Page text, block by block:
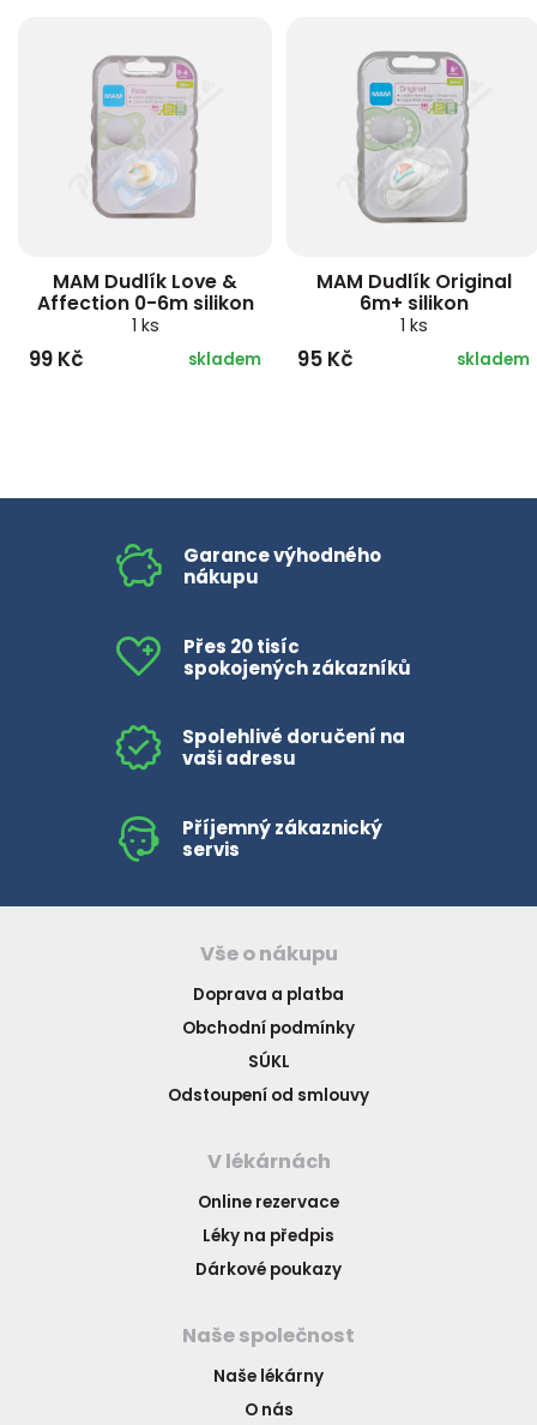
MAM Dudlík Love &
Affection 0-6m silikon
1 ks
99 Kč skladem
MAM Dudlík Original
6m+ silikon
1 ks
95 Kč skladem
Garance výhodného
nákupu
Přes 20 tisíc
spokojených zákazníků
Spolehlivé doručení na
vaši adresu
Příjemný zákaznický
servis
Vše o nákupu
Doprava a platba
Obchodní podmínky
SÚKL
Odstoupení od smlouvy
V lékárnách
Online rezervace
Léky na předpis
Dárkové poukazy
Naše společnost
Naše lékárny
O nás